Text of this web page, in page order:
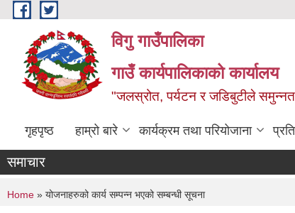
Skip to main content
विगु गाउँपालिका
गाउँ कार्यपालिकाको कार्यालय
"जलस्रोत, पर्यटन र जडिबुटीले समुन्नत
गृहपृष्ठ हाम्रो बारे कार्यक्रम तथा परियोजाना
समाचार
You are here
Home » योजनाहरुको कार्य सम्पन्न भएको सम्बन्धी सूचना